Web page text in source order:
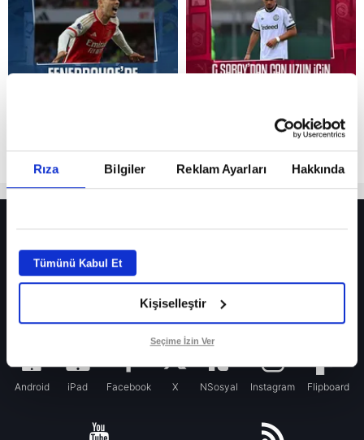
Rıza Bilgiler Reklam Ayarları Hakkında
Tümünü Kabul Et
Kişiselleştir
Seçime İzin Ver
Reddet
Fenerbahçe’de sürpriz ayrılık ihtimali! Devre arasında gelmişti
Fenerbahçe’nin yeni transferi Mason Greenwood için olay sözler!
Galatasaray’da rota yeniden Thiago Almada!
Android iPad Facebook X NSosyal Instagram Flipboard